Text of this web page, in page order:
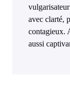
avec clarté,
contagieux.
aussi